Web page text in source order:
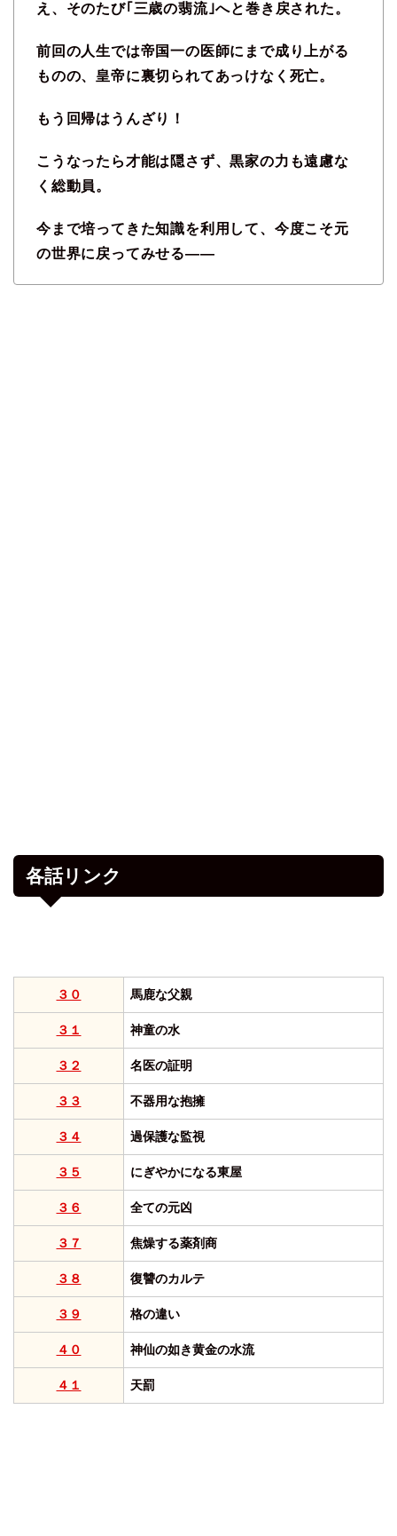
え、そのたび｢三歳の翡流｣へと巻き戻された。
前回の人生では帝国一の医師にまで成り上がる
ものの、皇帝に裏切られてあっけなく死亡。
もう回帰はうんざり！
こうなったら才能は隠さず、黒家の力も遠慮な
く総動員。
今まで培ってきた知識を利用して、今度こそ元
の世界に戻ってみせる――
各話リンク
３０ 馬鹿な父親
３１ 神童の水
３２ 名医の証明
３３ 不器用な抱擁
３４ 過保護な監視
３５ にぎやかになる東屋
３６ 全ての元凶
３７ 焦燥する薬剤商
３８ 復讐のカルテ
３９ 格の違い
４０ 神仙の如き黄金の水流
４１ 天罰